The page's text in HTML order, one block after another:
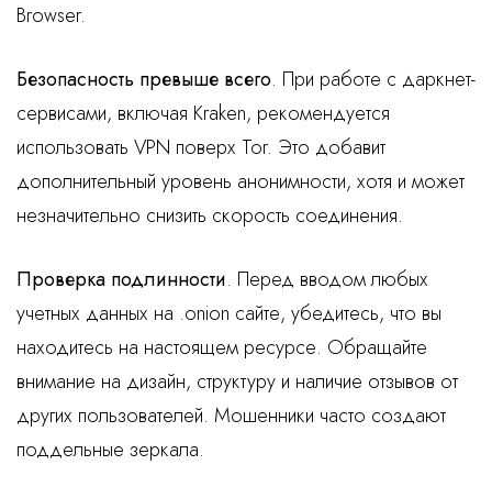
Browser.
Безопасность превыше всего. При работе с даркнет-
сервисами, включая Kraken, рекомендуется
использовать VPN поверх Tor. Это добавит
дополнительный уровень анонимности, хотя и может
незначительно снизить скорость соединения.
Проверка подлинности. Перед вводом любых
учетных данных на .onion сайте, убедитесь, что вы
находитесь на настоящем ресурсе. Обращайте
внимание на дизайн, структуру и наличие отзывов от
других пользователей. Мошенники часто создают
поддельные зеркала.